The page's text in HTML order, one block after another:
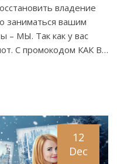
владение
заниматься вашим
– МЫ. Так как у вас
С промокодом КАК В…
12
Dec